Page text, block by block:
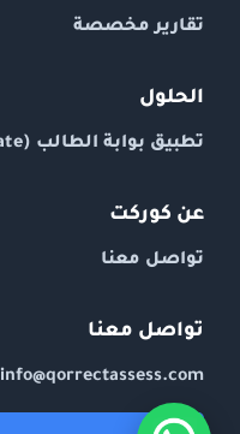
تقارير مخصصة
الحلول
تطبيق بوابة الطالب (QGate)
عن كوركت
تواصل معنا
تواصل معنا
info@qorrectassess.com